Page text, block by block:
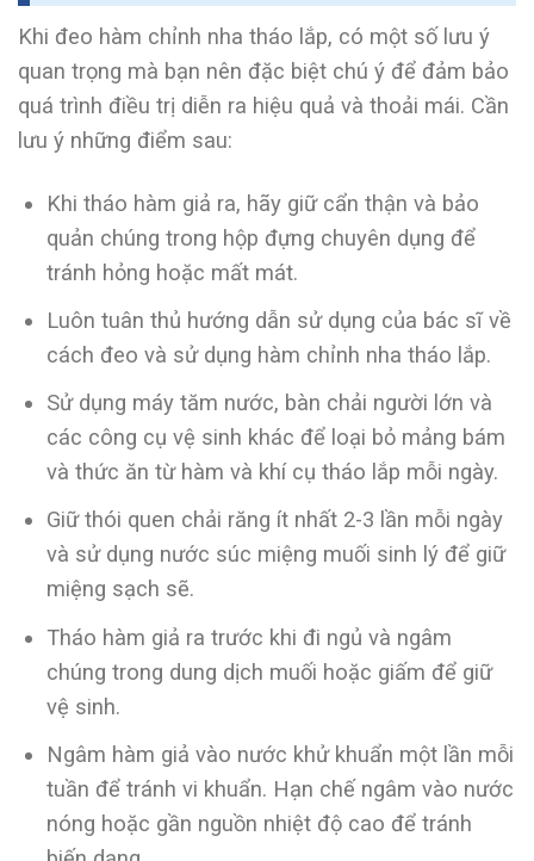
Khi đeo hàm chỉnh nha tháo lắp, có một số lưu ý
quan trọng mà bạn nên đặc biệt chú ý để đảm bảo
quá trình điều trị diễn ra hiệu quả và thoải mái. Cần
lưu ý những điểm sau:
Khi tháo hàm giả ra, hãy giữ cẩn thận và bảo
quản chúng trong hộp đựng chuyên dụng để
tránh hỏng hoặc mất mát.
Luôn tuân thủ hướng dẫn sử dụng của bác sĩ về
cách đeo và sử dụng hàm chỉnh nha tháo lắp.
Sử dụng máy tăm nước, bàn chải người lớn và
các công cụ vệ sinh khác để loại bỏ mảng bám
và thức ăn từ hàm và khí cụ tháo lắp mỗi ngày.
Giữ thói quen chải răng ít nhất 2-3 lần mỗi ngày
và sử dụng nước súc miệng muối sinh lý để giữ
miệng sạch sẽ.
Tháo hàm giả ra trước khi đi ngủ và ngâm
chúng trong dung dịch muối hoặc giấm để giữ
vệ sinh.
Ngâm hàm giả vào nước khử khuẩn một lần mỗi
tuần để tránh vi khuẩn. Hạn chế ngâm vào nước
nóng hoặc gần nguồn nhiệt độ cao để tránh